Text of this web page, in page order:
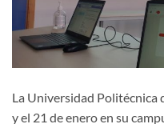
La Universidad Politécnica
y el 21 de enero en su